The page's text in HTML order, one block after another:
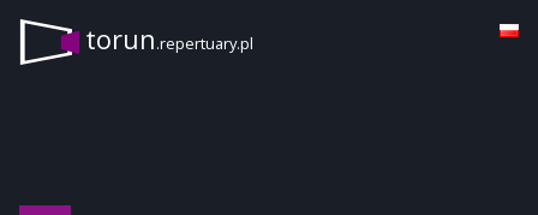
torun.repertuary.pl